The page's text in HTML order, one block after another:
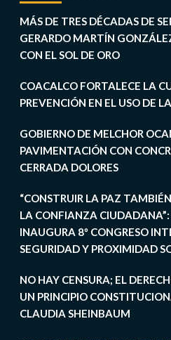
MÁS DE TRES DÉCADAS DE
GERARDO MARTÍN
CON EL SOL DE ORO
COACALCO FORTALECE LA
PREVENCIÓN EN EL USO DE
GOBIERNO DE MELCHOR
PAVIMENTACIÓN CON
CERRADA DOLORES
“CONSTRUIR LA PAZ
LA CONFIANZA
INAUGURA 8º CONGRESO
SEGURIDAD Y PROXIMIDAD
NO HAY CENSURA; EL
UN PRINCIPIO
CLAUDIA SHEINBAUM